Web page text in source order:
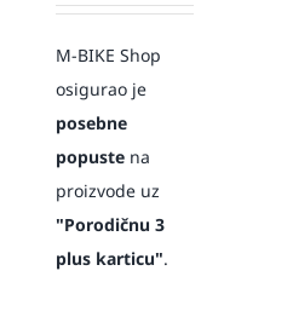
M-BIKE Shop
osigurao je
posebne
popustena
proizvode uz
"Porodičnu 3
plus karticu".